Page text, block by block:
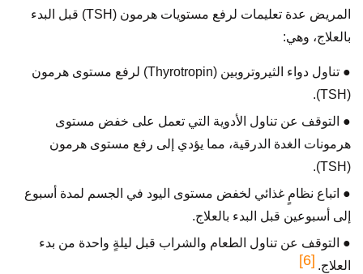
المريض عدة تعليمات لرفع مستويات هرمون (TSH) قبل البدء
بالعلاج، وهي:
● تناول دواء الثيروتروبين (Thyrotropin) لرفع مستوى هرمون
(TSH).
● التوقف عن تناول الأدوية التي تعمل على خفض مستوى
هرمونات الغدة الدرقية، مما يؤدي إلى رفع مستوى هرمون
(TSH).
● اتباع نظامٍ غذائي لخفض مستوى اليود في الجسم لمدة أسبوع
إلى أسبوعين قبل البدء بالعلاج.
● التوقف عن تناول الطعام والشراب قبل ليلةٍ واحدة من بدء
العلاج. [6]